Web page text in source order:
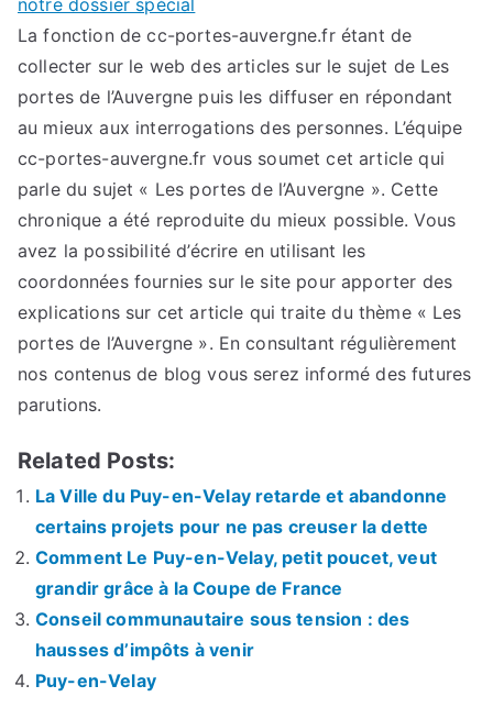
La fonction de cc-portes-auvergne.fr étant de
collecter sur le web des articles sur le sujet de Les
portes de l’Auvergne puis les diffuser en répondant
au mieux aux interrogations des personnes. L’équipe
cc-portes-auvergne.fr vous soumet cet article qui
parle du sujet « Les portes de l’Auvergne ». Cette
chronique a été reproduite du mieux possible. Vous
avez la possibilité d’écrire en utilisant les
coordonnées fournies sur le site pour apporter des
explications sur cet article qui traite du thème « Les
portes de l’Auvergne ». En consultant régulièrement
nos contenus de blog vous serez informé des futures
parutions.
Related Posts:
La Ville du Puy-en-Velay retarde et abandonne
certains projets pour ne pas creuser la dette
Comment Le Puy-en-Velay, petit poucet, veut
grandir grâce à la Coupe de France
Conseil communautaire sous tension : des
hausses d’impôts à venir
Puy-en-Velay